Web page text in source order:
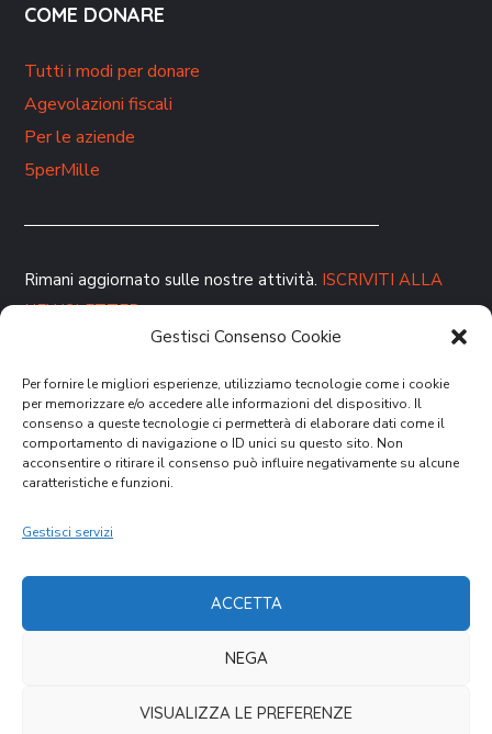
Gestisci Consenso Cookie
Per fornire le migliori esperienze, utilizziamo tecnologie come i cookie
per memorizzare e/o accedere alle informazioni del dispositivo. Il
consenso a queste tecnologie ci permetterà di elaborare dati come il
comportamento di navigazione o ID unici su questo sito. Non
acconsentire o ritirare il consenso può influire negativamente su alcune
caratteristiche e funzioni.
Gestisci servizi
ACCETTA
NEGA
VISUALIZZA LE PREFERENZE
COME DONARE
Tutti i modi per donare
Agevolazioni fiscali
Per le aziende
5perMille
Rimani aggiornato sulle nostre attività. ISCRIVITI ALLA
NEWSLETTER